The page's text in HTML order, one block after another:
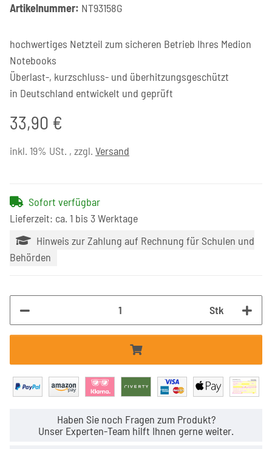
Artikelnummer: NT93158G
hochwertiges Netzteil zum sicheren Betrieb Ihres Medion
Notebooks
Überlast-, kurzschluss- und überhitzungsgeschützt
in Deutschland entwickelt und geprüft
33,90 €
inkl. 19% USt. , zzgl. Versand
Sofort verfügbar
Lieferzeit: ca. 1 bis 3 Werktage
Hinweis zur Zahlung auf Rechnung für Schulen und
Behörden
Stk
Haben Sie noch Fragen zum Produkt?
Unser Experten-Team hilft Ihnen gerne weiter.